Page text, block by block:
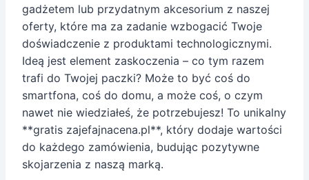
gadżetem lub przydatnym akcesorium z naszej
oferty, które ma za zadanie wzbogacić Twoje
doświadczenie z produktami technologicznymi.
Ideą jest element zaskoczenia – co tym razem
trafi do Twojej paczki? Może to być coś do
smartfona, coś do domu, a może coś, o czym
nawet nie wiedziałeś, że potrzebujesz! To unikalny
**gratis zajefajnacena.pl**, który dodaje wartości
do każdego zamówienia, budując pozytywne
skojarzenia z naszą marką.